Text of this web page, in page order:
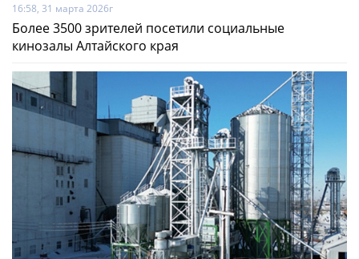
16:58, 31 марта 2026г
Более 3500 зрителей посетили социальные
кинозалы Алтайского края